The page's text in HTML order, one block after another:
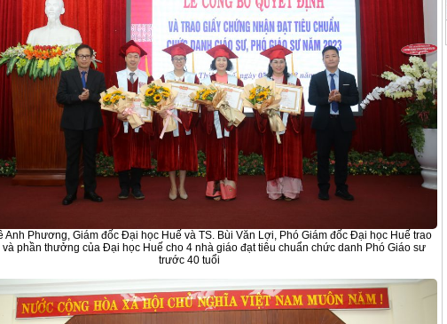
Anh Phương, Giám đốc Đại học Huế và TS. Bùi Văn Lợi, Phó Giám đốc Đại học Huế trao
và phần thưởng của Đại học Huế cho 4 nhà giáo đạt tiêu chuẩn chức danh Phó Giáo sư
trước 40 tuổi